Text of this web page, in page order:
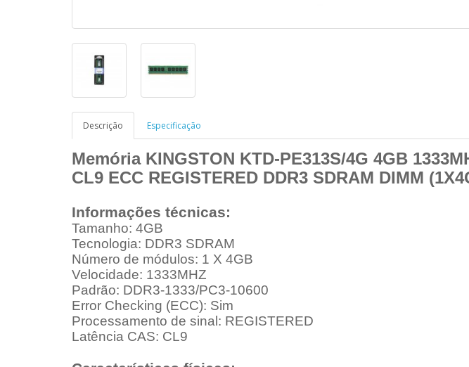
Descrição Especificação
Memória KINGSTON KTD-PE313S/4G 4GB
CL9 ECC REGISTERED DDR3 SDRAM DIMM
Informações técnicas:
Tamanho: 4GB
Tecnologia: DDR3 SDRAM
Número de módulos: 1 X 4GB
Velocidade: 1333MHZ
Padrão: DDR3-1333/PC3-10600
Error Checking (ECC): Sim
Processamento de sinal: REGISTERED
Latência CAS: CL9